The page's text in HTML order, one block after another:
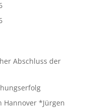
Abschluss der
Hannover *Jürgen